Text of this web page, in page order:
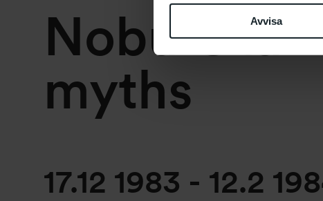
Avvisa
Nobu Ota
myths
17.12 1983 - 12.2